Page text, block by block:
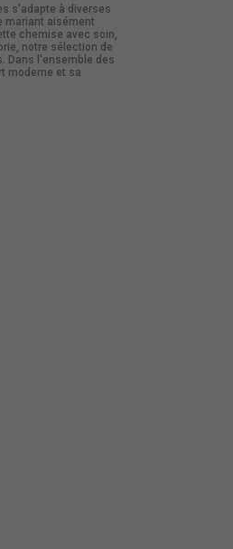
s'adapte à diverses
mariant aisément
chemise avec soin,
notre sélection de
Dans l'ensemble des
moderne et sa